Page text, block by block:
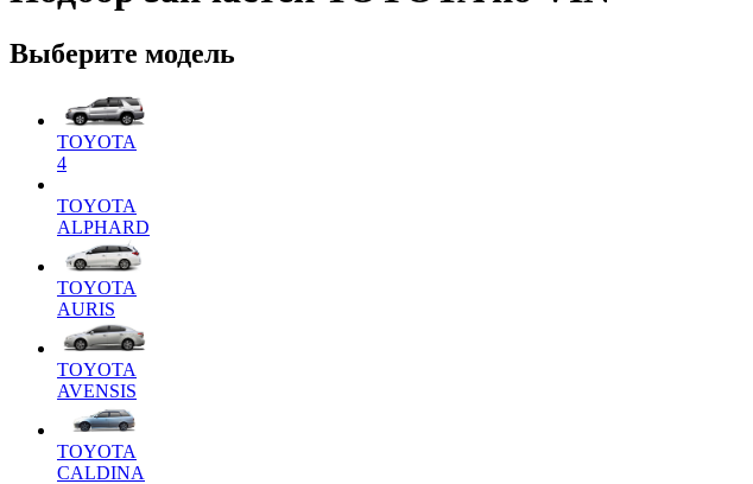
Выберите модель
TOYOTA
4
TOYOTA
ALPHARD
TOYOTA
AURIS
TOYOTA
AVENSIS
TOYOTA
CALDINA